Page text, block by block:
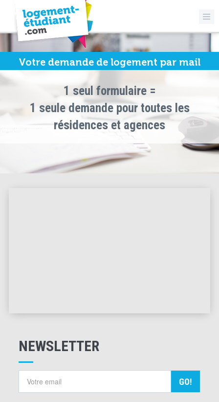
Votre demande de logement par mail
1 seul formulaire =
1 seule demande pour toutes les
résidences et agences
NEWSLETTER
GO!